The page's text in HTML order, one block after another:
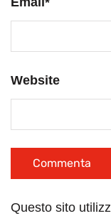
Website
Questo sito